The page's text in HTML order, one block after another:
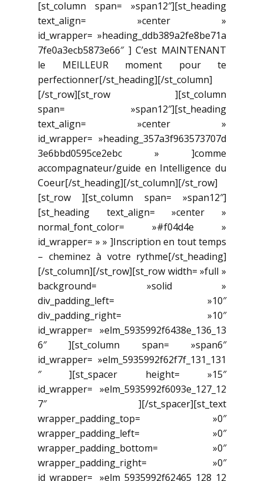
[st_column span= »span12″][st_heading
text_align= »center »
id_wrapper= »heading_ddb389a2fe8be71a
7fe0a3ecb5873e66″ ] C’est MAINTENANT
le MEILLEUR moment pour te
perfectionner[/st_heading][/st_column]
[/st_row][st_row ][st_column
span= »span12″][st_heading
text_align= »center »
id_wrapper= »heading_357a3f963573707d
3e6bbd0595ce2ebc » ]comme
accompagnateur/guide en Intelligence du
Coeur[/st_heading][/st_column][/st_row]
[st_row ][st_column span= »span12″]
[st_heading text_align= »center »
normal_font_color= »#f04d4e »
id_wrapper= » » ]Inscription en tout temps
– cheminez à votre rythme[/st_heading]
[/st_column][/st_row][st_row width= »full »
background= »solid »
div_padding_left= »10″
div_padding_right= »10″
id_wrapper= »elm_5935992f6438e_136_13
6″ ][st_column span= »span6″
id_wrapper= »elm_5935992f62f7f_131_131
″ ][st_spacer height= »15″
id_wrapper= »elm_5935992f6093e_127_12
7″ ][/st_spacer][st_text
wrapper_padding_top= »0″
wrapper_padding_left= »0″
wrapper_padding_bottom= »0″
wrapper_padding_right= »0″
id_wrapper= »elm_5935992f62465_128_12